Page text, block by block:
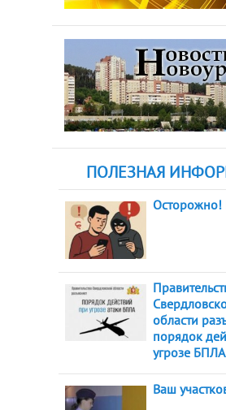
ПОЛЕЗНАЯ
области
порядок
угрозе БПЛА
Ваш